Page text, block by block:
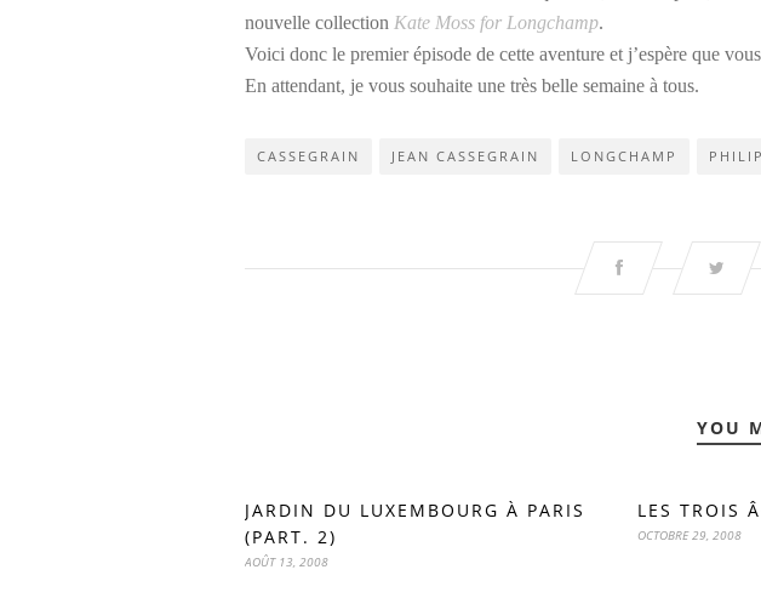
nouvelle collection Kate Moss for Longchamp.
Voici donc le premier épisode de cette aventure et j’espère que
En attendant, je vous souhaite une très belle semaine à tous.
CASSEGRAIN JEAN CASSEGRAIN LONGCHAMP
YOU
JARDIN DU LUXEMBOURG À PARIS
(PART. 2)
AOÛT 13, 2008
LES TROIS
OCTOBRE 29, 2008